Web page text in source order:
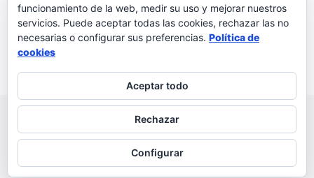
negatividad.
Cuentos de coaching
© 2026 Palabras a la vidaRegala palabras a tus seres
queridos
Política de privacidad
funcionamiento de la web, medir su uso y mejorar nuestros
servicios. Puede aceptar todas las cookies, rechazar las no
necesarias o configurar sus preferencias. Política de
cookies
Aceptar todo
Rechazar
Configurar